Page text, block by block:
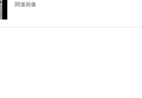
関連画像